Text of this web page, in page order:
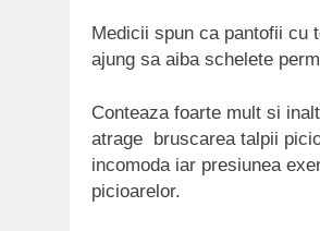
Medicii spun ca pantofii cu
ajung sa aiba schelete
Conteaza foarte mult si
atrage bruscarea talpii
incomoda iar presiunea
picioarelor.